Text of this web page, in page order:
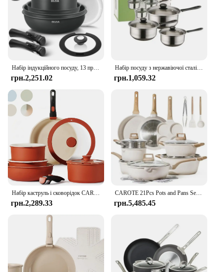
грн.2,251.02
Набір посуду з нержавіючої сталі 6PCS індукційна плита конфорка загальна специфікація 16-18-20 CM
грн.1,059.32
грн.2,289.33
CAROTE 21Pcs Pots and Pans Set, Nonstick Cookware Sets, White Granite Induction Cookware Non Stick Cooking Set w/Frying Pans
грн.5,485.45